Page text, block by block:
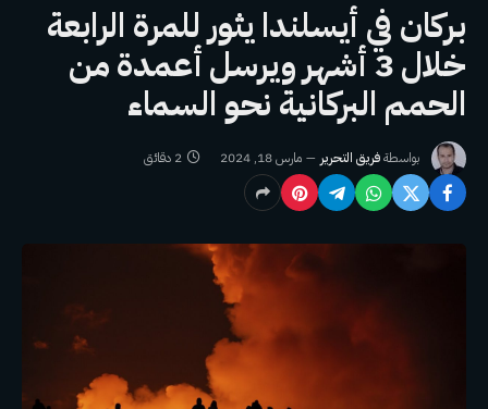
بركان في أيسلندا يثور للمرة الرابعة
خلال 3 أشهر ويرسل أعمدة من
الحمم البركانية نحو السماء
بواسطةفريق التحرير مارس 18, 2024 2 دقائق